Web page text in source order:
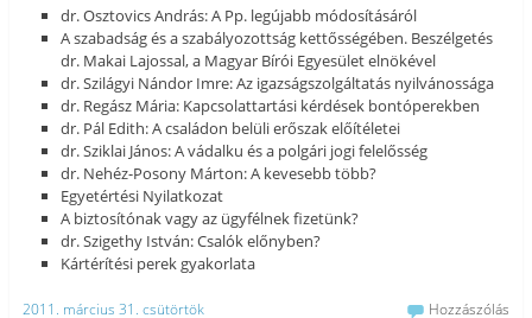
dr. Osztovics András: A Pp. legújabb módosításáról
A szabadság és a szabályozottság kettősségében. Beszélgetés
dr. Makai Lajossal, a Magyar Bírói Egyesület elnökével
dr. Szilágyi Nándor Imre: Az igazságszolgáltatás nyilvánossága
dr. Regász Mária: Kapcsolattartási kérdések bontóperekben
dr. Pál Edith: A családon belüli erőszak előítéletei
dr. Sziklai János: A vádalku és a polgári jogi felelősség
dr. Nehéz-Posony Márton: A kevesebb több?
Egyetértési Nyilatkozat
A biztosítónak vagy az ügyfélnek fizetünk?
dr. Szigethy István: Csalók előnyben?
Kártérítési perek gyakorlata
2011. március 31. csütörtök Hozzászólás